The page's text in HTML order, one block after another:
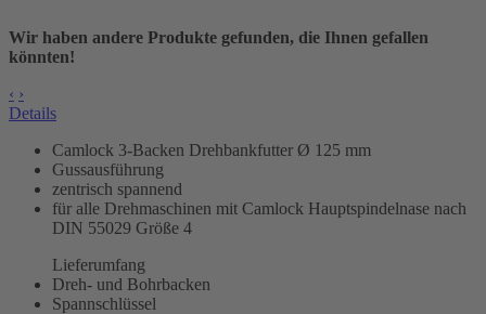
Wir haben andere Produkte gefunden, die Ihnen gefallen
könnten!
‹ ›
Details
Camlock 3-Backen Drehbankfutter Ø 125 mm
Gussausführung
zentrisch spannend
für alle Drehmaschinen mit Camlock Hauptspindelnase nach
DIN 55029 Größe 4
Lieferumfang
Dreh- und Bohrbacken
Spannschlüssel